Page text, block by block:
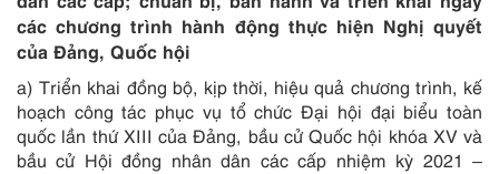
các chương trình hành động thực hiện Nghị quyết
của Đảng, Quốc hội
a) Triển khai đồng bộ, kịp thời, hiệu quả chương trình, kế
hoạch công tác phục vụ tổ chức Đại hội đại biểu toàn
quốc lần thứ XIII của Đảng, bầu cử Quốc hội khóa XV và
bầu cử Hội đồng nhân dân các cấp nhiệm kỳ 2021 –